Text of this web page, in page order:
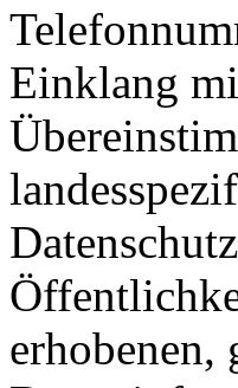
Einklang
erhobenen,